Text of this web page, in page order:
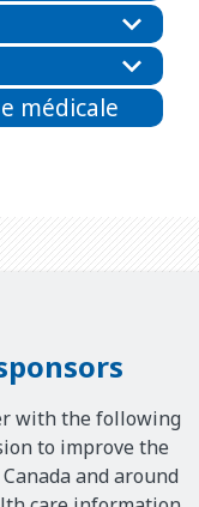
médicale
with the following
to improve the
and around